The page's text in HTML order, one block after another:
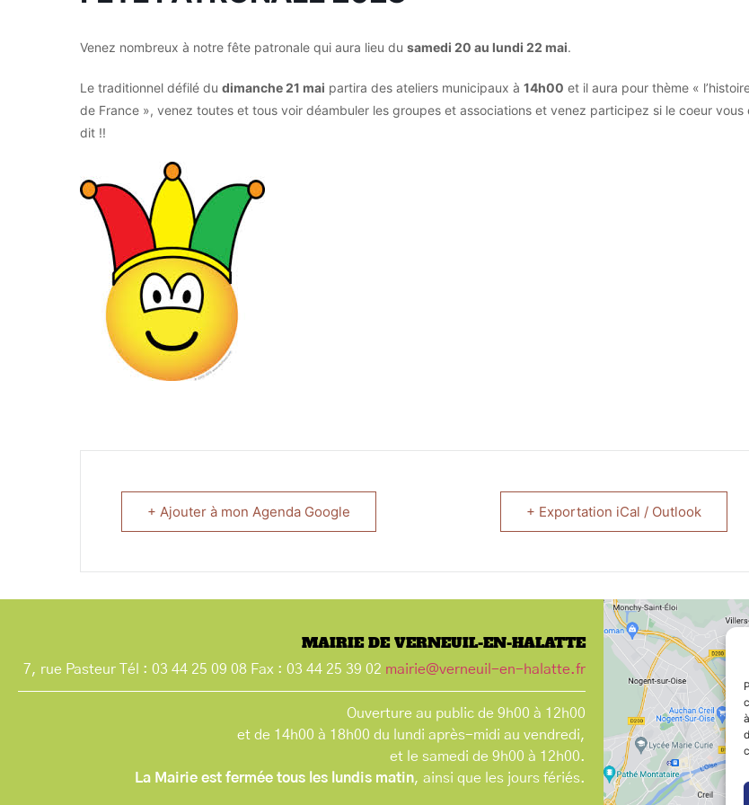
Venez nombreux à notre fête patronale qui aura lieu du samedi 20 au lundi 22 mai.
Le traditionnel défilé du dimanche 21 mai partira des ateliers municipaux à 14h00 et il aura pour thème «
de France », venez toutes et tous voir déambuler les groupes et associations et venez participez si le coeur vous
dit !!
+ Ajouter à mon Agenda Google + Exportation iCal / Outlook
MAIRIE DE VERNEUIL-EN-HALATTE
7, rue Pasteur Tél : 03 44 25 09 08 Fax : 03 44 25 39 02 mairie@verneuil-en-halatte.fr
Ouverture au public de 9h00 à 12h00
et de 14h00 à 18h00 du lundi après-midi au vendredi,
et le samedi de 9h00 à 12h00.
La Mairie est fermée tous les lundis matin, ainsi que les jours fériés.